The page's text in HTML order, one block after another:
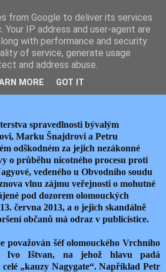
PRO IVO IŠTVANA A
spravedlnosti bývalým
Marku Šnajdrovi a Petru
odškodném za jejich nezákonné
o průběhu nicotného procesu proti
vedeného u Obvodního soudu
vlnu zájmu veřejnosti o mohutné
pod dozorem olomouckých
června 2013, a o jejich skandálně
občanů má odraz v publicistice.
považován šéf olomouckého Vrchního
Ivo Ištvan, na jehož hlavu padá
„kauzy Nagygate“. Například Petr
from Google to deliver its services
Your IP address and user-agent are
with performance and security
of service, generate usage
and address abuse.
MORE GOT IT